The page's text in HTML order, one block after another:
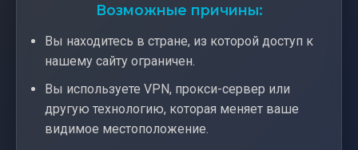
Возможные причины:
Вы находитесь в стране, из которой доступ к
нашему сайту ограничен.
Вы используете VPN, прокси-сервер или
другую технологию, которая меняет ваше
видимое местоположение.